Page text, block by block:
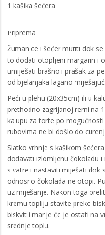
1 kašika šećera
Priprema
Žumanjce i šećer mutiti dok
to dodati otopljeni margarin i
umiješati brašno i prašak za
od bjelanjaka lagano
Peći u plehu (20x35cm) ili u
prethodno zagrijanoj rerni na
kalupu za torte po
rubovima ne bi došlo do
Slatko vrhnje s kašikom
dodavati izlomljenu čokoladu
s vatre i nastaviti miješati dok
odnosno čokolada ne otopi.
uz miješanje. Nakon toga
kremu topliju stavite preko
biskvit i manje će je ostati na
srednje toplu.